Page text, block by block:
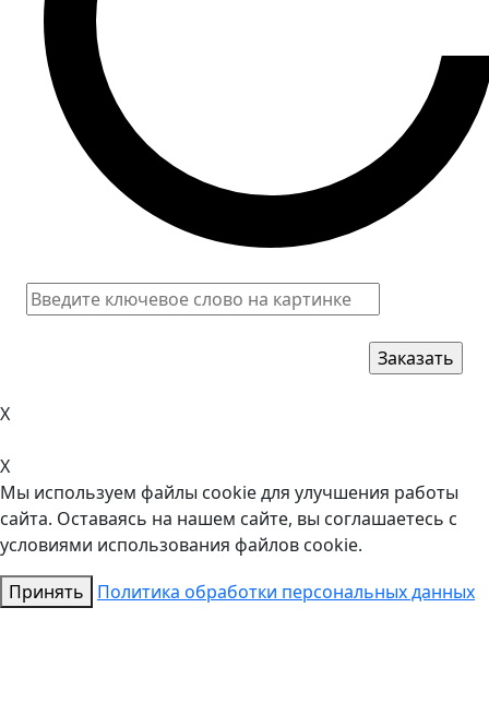
X
X
Мы используем файлы cookie для улучшения работы
сайта. Оставаясь на нашем сайте, вы соглашаетесь с
условиями использования файлов cookie.
Принять
Политика обработки персональных данных